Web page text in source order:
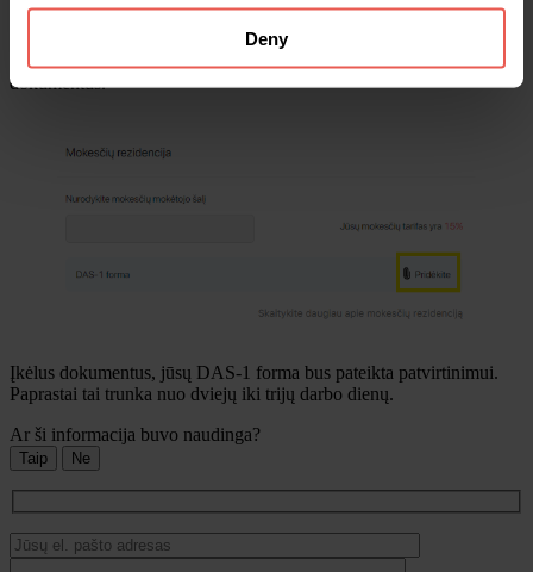
Deny
Prisijunkite prie savo paskyros, nustatymuose raskite skiltį
„Mokesčių rezidencija“ ir spauskite „Pridėkite“, kad įkeltumėte
dokumentus.
Įkėlus dokumentus, jūsų DAS-1 forma bus pateikta patvirtinimui.
Paprastai tai trunka nuo dviejų iki trijų darbo dienų.
Ar ši informacija buvo naudinga?
Taip Ne